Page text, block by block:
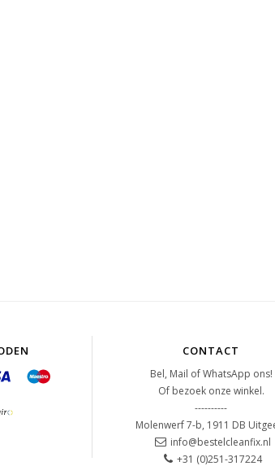
CONTACT
Bel, Mail of WhatsApp ons!
Of bezoek onze winkel.
----------
Molenwerf 7-b, 1911 DB
info@bestelcleanfix.nl
+31 (0)251-317224